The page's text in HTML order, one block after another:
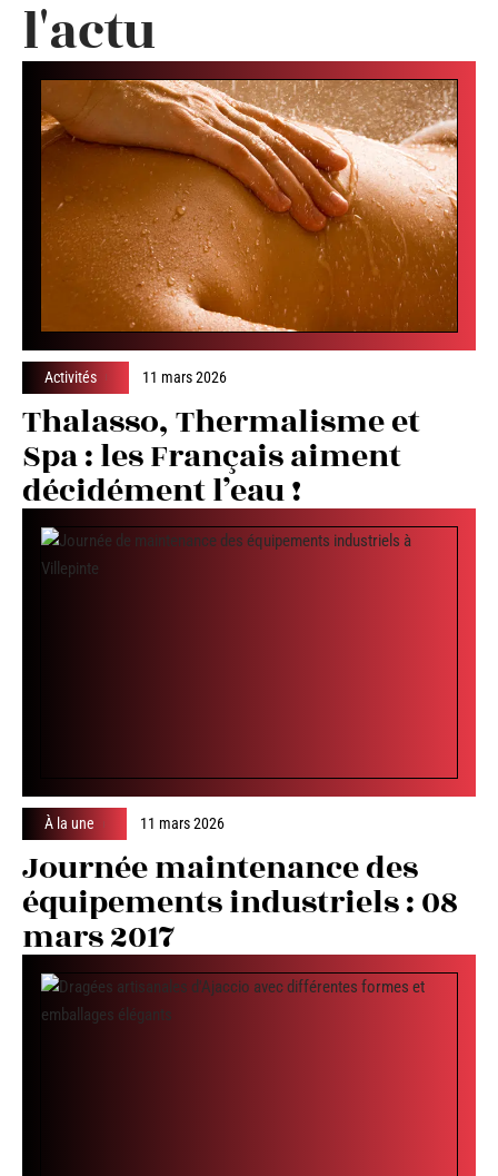
l'actu
Activités 11 mars 2026
Thalasso, Thermalisme et
Spa : les Français aiment
décidément l’eau !
À la une 11 mars 2026
Journée maintenance des
équipements industriels : 08
mars 2017